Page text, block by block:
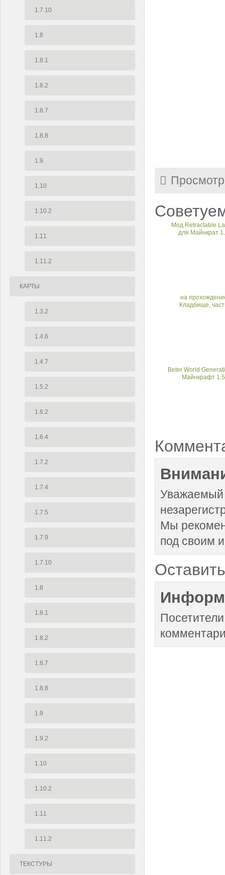
1.7.10
1.8
1.8.1
1.8.2
1.8.7
1.8.8
1.9
1.10
1.10.2
1.11
1.11.2
КАРТЫ
1.3.2
1.4.6
1.4.7
1.5.2
1.6.2
1.6.4
1.7.2
1.7.4
1.7.5
1.7.9
1.7.10
1.8
1.8.1
1.8.2
1.8.7
1.8.8
1.9
1.9.2
1.10
1.10.2
1.11
1.11.2
ТЕКСТУРЫ
Мод Retractable
для Майнкрат
на
Кладбище,
Beter World
Майнкрафт
Уважаемый
Мы
под своим